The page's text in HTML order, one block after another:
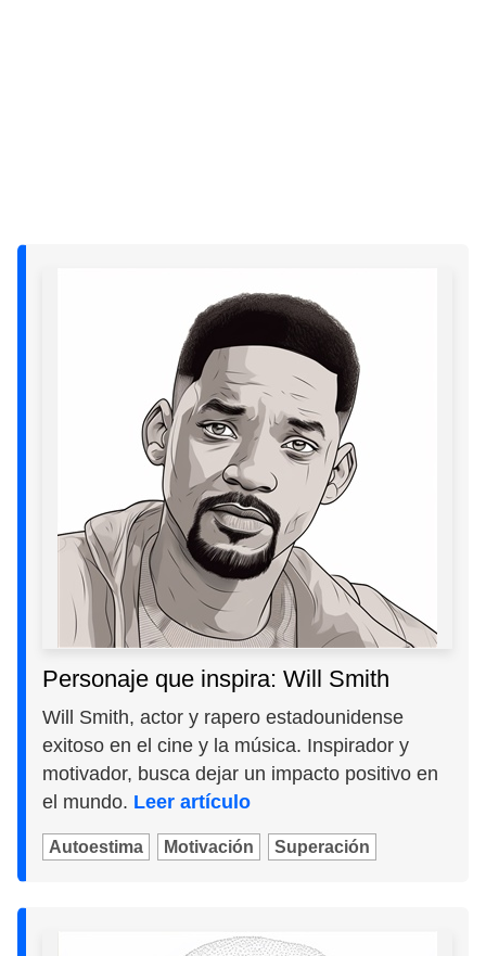
Personaje que inspira: Will Smith
Will Smith, actor y rapero estadounidense
exitoso en el cine y la música. Inspirador y
motivador, busca dejar un impacto positivo en
el mundo. Leer artículo
Autoestima Motivación Superación